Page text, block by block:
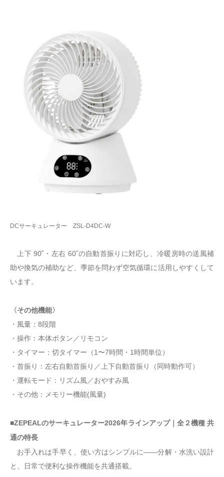
DCサーキュレーター ZSL-D4DC-W
上下 90˚・左右 60˚の自動首振りに対応し、冷暖房時の送風補
助や換気の補助など、季節を問わず空気循環に活用しやすくして
います。
〈その他機能〉
・風量：8段階
・操作：本体ボタン／リモコン
・タイマー：切タイマー（1〜7時間・1時間単位）
・首振り：左右自動首振り／上下自動首振り（同時動作可）
・運転モード：リズム風／おやすみ風
・その他：メモリー機能(風量)
■ZEPEALのサーキュレーター2026年ラインアップ｜全２機種 共
通の特長
お手入れは手早く、使い方はシンプルに——分解・水洗い設計
と、日常で便利な操作機能を共通搭載。